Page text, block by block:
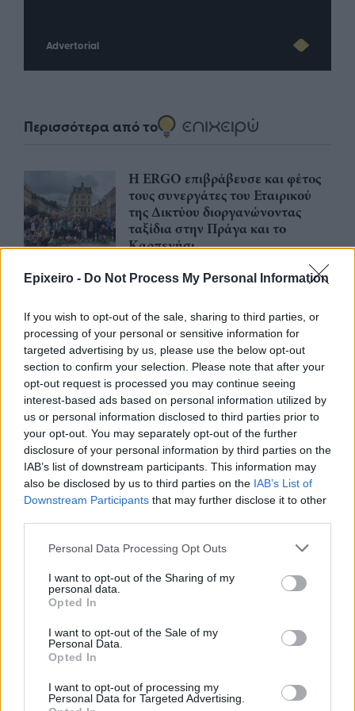
Epixeiro - Do Not Process My Personal Information
If you wish to opt-out of the sale, sharing to third parties, or
processing of your personal or sensitive information for
targeted advertising by us, please use the below opt-out
section to confirm your selection. Please note that after your
opt-out request is processed you may continue seeing
interest-based ads based on personal information utilized by
us or personal information disclosed to third parties prior to
your opt-out. You may separately opt-out of the further
disclosure of your personal information by third parties on the
IAB’s list of downstream participants. This information may
also be disclosed by us to third parties on the IAB’s List of
Downstream Participants that may further disclose it to other
Personal Data Processing Opt Outs
I want to opt-out of the Sharing of my
personal data.
Opted In
I want to opt-out of the Sale of my
Personal Data.
Opted In
I want to opt-out of processing my
Personal Data for Targeted Advertising.
Advertorial
Περισσότερα από το
Η ERGO επιβράβευσε και φέτος
τους συνεργάτες του Εταιρικού
της Δικτύου διοργανώνοντας
ταξίδια στην Πράγα και το
Καρπενήσι
«αφρόκρεμα» του ελληνικού
yachting δίνει ραντεβού στο
Λαύριο, το τετραήμερο 15-18
Οκτωβρίου 2026
30/07/26|16:34
ENTERPRISE GREECE και
ΣΕΠΕΕ ένωσαν δυνάμεις για την
προώθηση των εξαγωγών
ένδυσης – κλωστοϋφαντουργίας
30/07/26| 13:16
της στο Βερολίνο από τις 26 έως
29/07/26|15:21
το ΣΠΑΡΤΑΘΛΟΝ